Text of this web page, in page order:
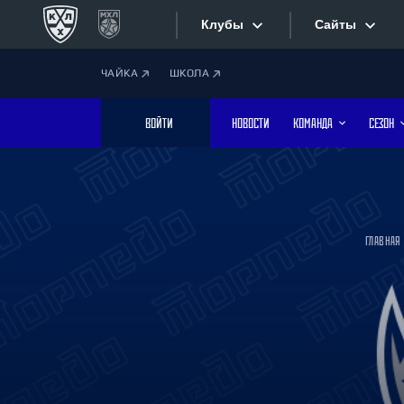
Клубы
Дивизион Боброва
Лада
Сайты
Фотобанк
ЧАЙКА ШКОЛА
ВОЙТИ НОВОСТИ КОМАНДА СЕЗОН
ГЛАВНАЯ